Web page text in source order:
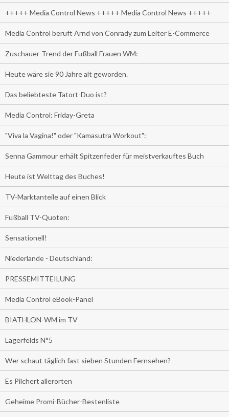
+++++ Media Control News +++++ Media Control News +++++
Media Control beruft Arnd von Conrady zum Leiter E-Commerce
Zuschauer-Trend der Fußball Frauen WM:
Heute wäre sie 90 Jahre alt geworden.
Das beliebteste Tatort-Duo ist?
Media Control: Friday-Greta
"Viva la Vagina!" oder "Kamasutra Workout":
Senna Gammour erhält Spitzenfeder für meistverkauftes Buch
Heute ist Welttag des Buches!
TV-Marktanteile auf einen Blick
Fußball TV-Quoten:
Sensationell!
Niederlande - Deutschland:
PRESSEMITTEILUNG
Media Control eBook-Panel
BIATHLON-WM im TV
Lagerfelds N°5
Wer schaut täglich fast sieben Stunden Fernsehen?
Es Pilchert allerorten
Geheime Promi-Bücher-Bestenliste